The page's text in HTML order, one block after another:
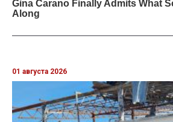
01 августа 2026